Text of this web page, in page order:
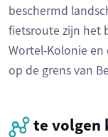
beschermd
fietsroute zijn het
Wortel-Kolonie
op de grens van
te volgen